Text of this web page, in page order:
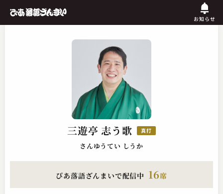
お知らせ
三遊亭 志う歌 真打
さんゆうてい しうか
ぴあ落語ざんまいで配信中 16席